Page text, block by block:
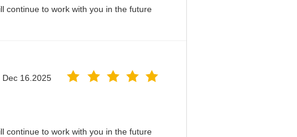
continue to work with you in the future
Dec 16.2025
continue to work with you in the future